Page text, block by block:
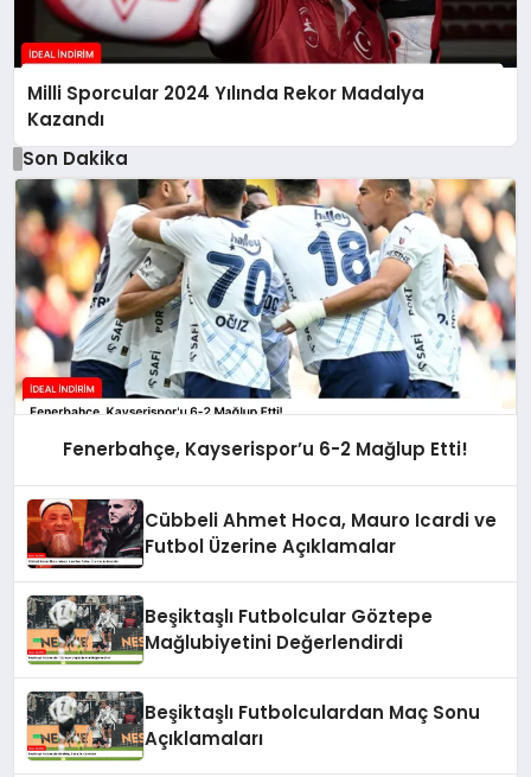
Milli Sporcular 2024 Yılında Rekor Madalya
Kazandı
Son Dakika
Fenerbahçe, Kayserispor’u 6-2 Mağlup Etti!
Cübbeli Ahmet Hoca, Mauro Icardi ve
Futbol Üzerine Açıklamalar
Beşiktaşlı Futbolcular Göztepe
Mağlubiyetini Değerlendirdi
Beşiktaşlı Futbolculardan Maç Sonu
Açıklamaları